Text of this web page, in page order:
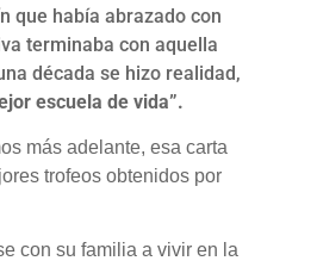
que había abrazado con
terminaba con aquella
década se hizo realidad,
escuela de vida”.
más adelante, esa carta
trofeos obtenidos por
con su familia a vivir en la